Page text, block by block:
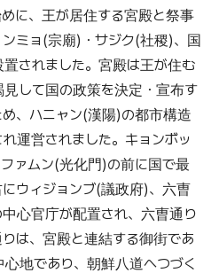
に、王が居住する宮殿と祭事
ミョ(宗廟)・サジク(社稷)、国
されました。宮殿は王が住む
して国の政策を決定・宣布す
、ハニャン(漢陽)の都市構造
運営されました。キョンボッ
ァムン(光化門)の前に国で最
ウィジョンブ(議政府)、六曺
心官庁が配置され、六曺通り
は、宮殿と連結する御街であ
地であり、朝鮮八道へつづく